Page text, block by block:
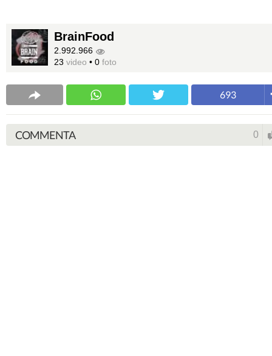
BrainFood
2.992.966
23 video • 0 foto
693
COMMENTA 0